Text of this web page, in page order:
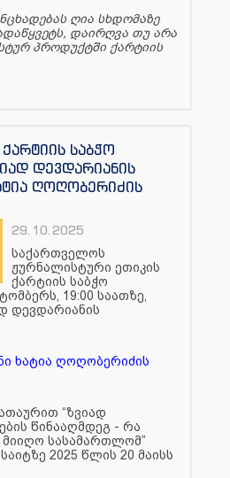
ღია სხდომაზე
დაირღვა თუ არა
პროდუქტში ქარტიის
საბჭო
დევდარიანის
ღოღობერიძის
29.10.2025
საქართველოს
ჟურნალისტური ეთიკის
ქარტიის საბჭო
19:00 საათზე,
დევდარიანის
ხატია ღოღობერიძის
“ზვიად
წინააღმდეგ - რა
სასამართლომ”
2025 წლის 20 მაისს